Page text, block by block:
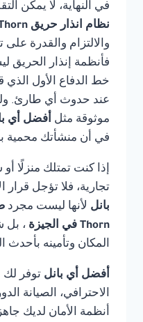
في النهاية، لا يمكن
نظام انذار حريق Thorn في الجيزة
والالتزام والقدرة
فأنظمة إنذار
خط الدفاع الأول الذي
عند حدوث أي طارئ.
موثوقة مثل أفضل أي
في أن منشأتك
إذا كنت تمتلك منزلًا
تجارية، فلا تؤجل قرار
بانل لأنها ليست مجرد
Thorn في الجيزة
، بل
المكان وتأمينه بأحدث
أفضل أي بانل توفر لك
الاحترافي، الصيانة
أنظمة الأمان لديك